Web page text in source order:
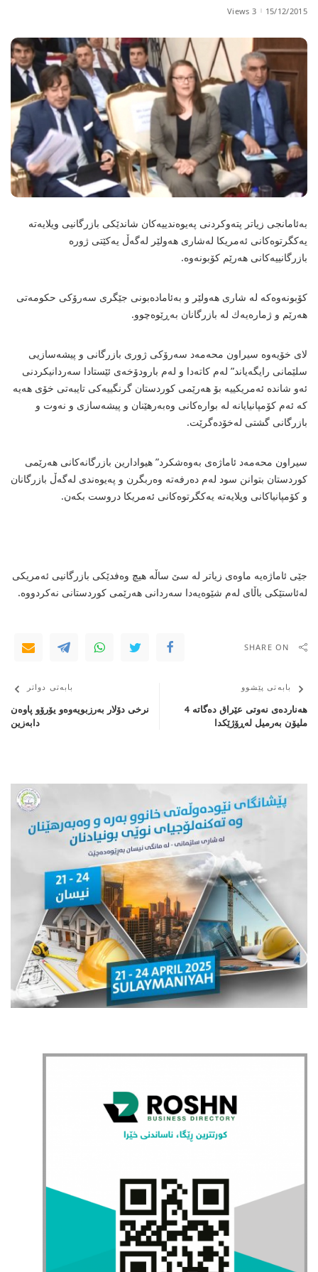
15/12/2015
3 Views
بەئامانجی زیاتر پتەوكردنی پەیوەندییەكان شاندێكی بازرگانیی ویلایەتە
یەكگرتوەكانی ئەمریكا لەشاری هەولێر لەگەڵ یەكێتی ژورە
بازرگانییەكانی هەرێم كۆبونەوە.
كۆبونەوەكە لە شاری هەولێر و بەئامادەبونی جێگری سەرۆكی حكومەتی
هەرێم و ژمارەیەك لە بازرگانان بەڕێوەچوو.
لای خۆیەوە سیراون محەمەد سەرۆكی ژوری بازرگانی و پیشەسازیی
سلێمانی رایگەیاند” لەم كاتەدا و لەم بارودۆخەی ئێستادا سەردانیكردنی
ئەو شاندە ئەمریكییە بۆ هەرێمی كوردستان گرنگییەكی تایبەتی خۆی هەیە
كە ئەم كۆمپانیایانە لە بوارەكانی وەبەرهێنان و پیشەسازی و نەوت و
بازرگانی گشتی لەخۆدەگرێت.
سیراون محەمەد ئاماژەی بەوەشكرد” هیوادارین بازرگانەكانی هەرێمی
كوردستان بتوانن سود لەم دەرفەتە وەربگرن و پەیوەندی لەگەڵ بازرگانان
و كۆمپانیاكانی ویلایەتە یەكگرتوەكانی ئەمریكا دروست بكەن.
جێی ئاماژەیە ماوەی زیاتر لە سێ ساڵە هیچ وەفدێكی بازرگانیی ئەمریكی
لەئاستێكی باڵای لەم شێوەیەدا سەردانی هەرێمی كوردستانی نەكردووە.
SHARE ON
بابەتی پێشوو
هەناردەی نەوتی عێراق دەگاتە 4
ملیۆن بەرمیل لەڕۆژێكدا
بابەتی دواتر
نرخی دۆلار بەرزبویەوەو یۆرۆو پاوەن
دابەزین